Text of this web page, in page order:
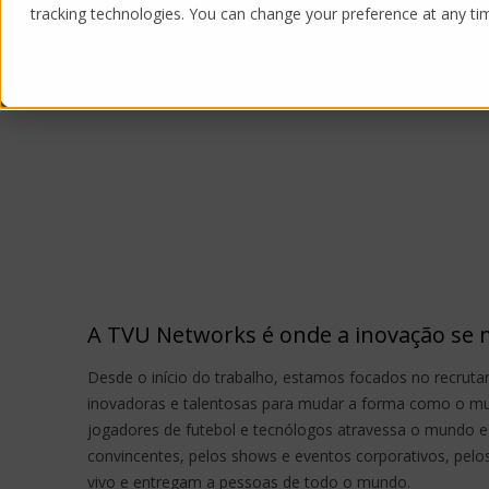
tracking technologies. You can change your preference at any
A TVU Networks é onde a inovação
Desde o início do trabalho, estamos focados no
inovadoras e talentosas para mudar a forma como o
jogadores de futebol e tecnólogos atravessa o mundo
convincentes, pelos shows e eventos corporativos,
vivo e entregam a pessoas de todo o mundo.